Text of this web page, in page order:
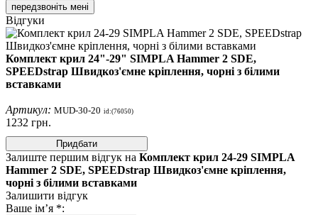
передзвоніть мені
Відгуки
Комплект крил 24"-29" SIMPLA Hammer 2 SDE,
SPEEDstrap Швидкоз'ємне кріплення, чорні з білими
вставками
Артикул: MUD-30-20 id:(76050)
1232 грн.
Придбати
Залиште першим відгук на Комплект крил 24-29 SIMPLA
Hammer 2 SDE, SPEEDstrap Швидкоз'ємне кріплення,
чорні з білими вставками
Залишити відгук
Ваше ім’я *: